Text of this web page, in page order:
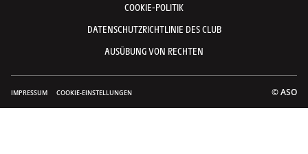
COOKIE-POLITIK
DATENSCHUTZRICHTLINIE DES CLUB
AUSÜBUNG VON RECHTEN
IMPRESSUM COOKIE-EINSTELLUNGEN © ASO